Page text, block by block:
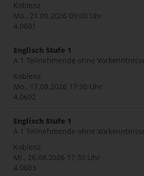
Koblenz
Mo., 21.09.2026 09:00 Uhr
4.0601
Englisch Stufe 1
A 1 Teilnehmende ohne
Koblenz
Mo., 17.08.2026 17:30 Uhr
4.0602
Englisch Stufe 1
A 1 Teilnehmende ohne
Koblenz
Mi., 26.08.2026 17:30 Uhr
4.0603